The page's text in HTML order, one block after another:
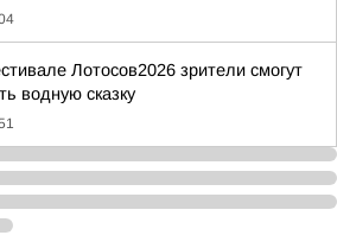
Лотосов2026 зрители смогут
водную сказку